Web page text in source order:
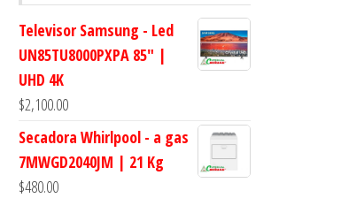
Televisor Samsung - Led
UN85TU8000PXPA 85" |
UHD 4K
$2,100.00
Secadora Whirlpool - a gas
7MWGD2040JM | 21 Kg
$480.00